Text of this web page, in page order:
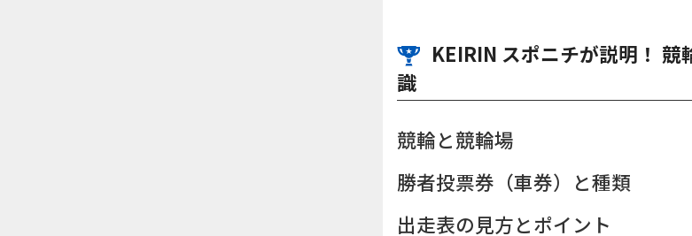
KEIRIN スポニチが説明！ 競
識
競輪と競輪場
勝者投票券（車券）と種類
出走表の見方とポイント